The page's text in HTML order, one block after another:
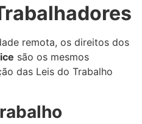
remota, os direitos dos
são os mesmos
das Leis do Trabalho